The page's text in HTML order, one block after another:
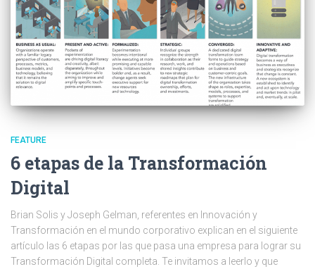
FEATURE
6 etapas de la Transformación
Digital
Brian Solis y Joseph Gelman, referentes en Innovación y
Transformación en el mundo corporativo explican en el siguiente
artículo las 6 etapas por las que pasa una empresa para lograr su
Transformación Digital completa. Te invitamos a leerlo y que